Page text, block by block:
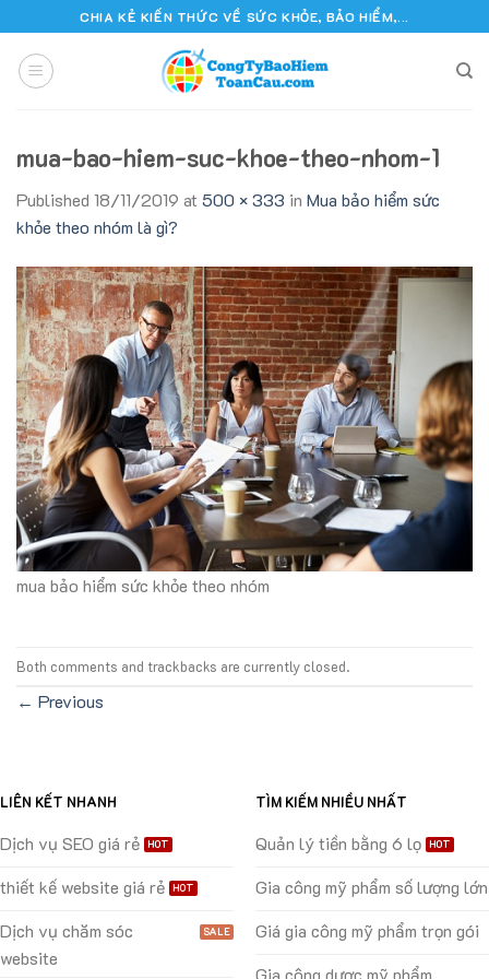
to
content
CHIA KẺ KIẾN THỨC VỀ SỨC KHỎE, BẢO HIỂM,...
mua-bao-hiem-suc-khoe-theo-nhom-1
Published 18/11/2019 at 500 × 333 in Mua bảo hiểm sức
khỏe theo nhóm là gì?
mua bảo hiểm sức khỏe theo nhóm
Both comments and trackbacks are currently closed.
← Previous
LIÊN KẾT NHANH
Dịch vụ SEO giá rẻ
thiết kế website giá rẻ
Dịch vụ chăm sóc
website
TÌM KIẾM NHIỀU NHẤT
Quản lý tiền bằng 6 lọ
Gia công mỹ phẩm số lượng lớn
Giá gia công mỹ phẩm trọn gói
Gia công dược mỹ phẩm